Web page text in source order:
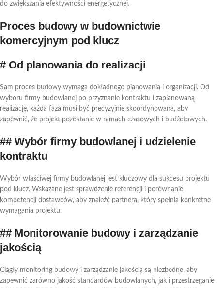
do zwiększania efektywności energetycznej.
Proces budowy w budownictwie
komercyjnym pod klucz
# Od planowania do realizacji
Sam proces budowy wymaga dokładnego planowania i organizacji. Od
wyboru firmy budowlanej po przyznanie kontraktu i zaplanowaną
realizację, każda faza musi być precyzyjnie skoordynowana, aby
zapewnić, że projekt pozostanie w ramach czasowych i budżetowych.
## Wybór firmy budowlanej i udzielenie
kontraktu
Wybór właściwej firmy budowlanej jest kluczowy dla sukcesu projektu
pod klucz. Wskazane jest sprawdzenie referencji i porównanie
kompetencji dostawców, aby znaleźć partnera, który spełnia konkretne
wymagania projektu.
## Monitorowanie budowy i zarządzanie
jakością
Ciągły monitoring budowy i zarządzanie jakością są niezbędne, aby
zapewnić zarówno jakość standardów budowlanych, jak i przestrzeganie